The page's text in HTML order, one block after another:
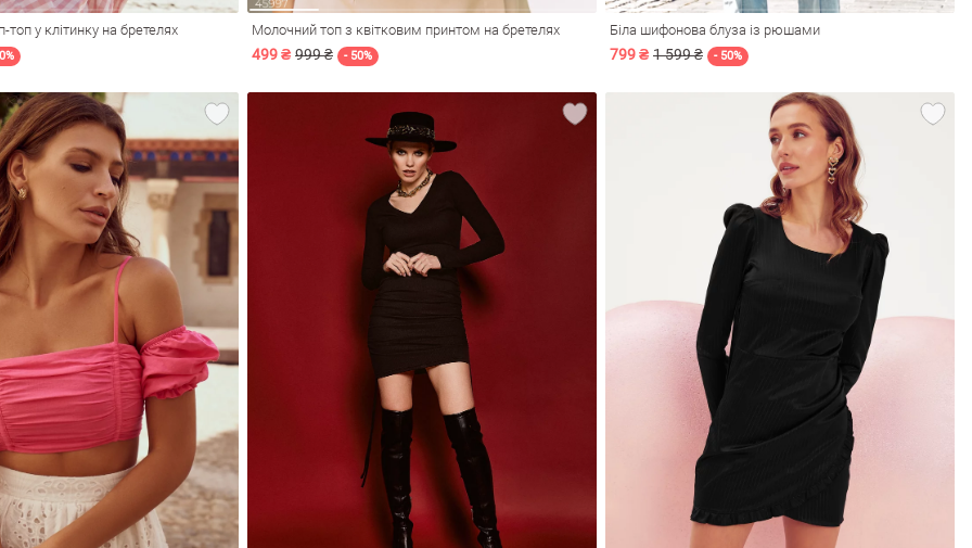
у клітинку на бретелях Молочний топ з квітковим принтом на бретелях
499 ₴ 999 ₴ - 50%
Біла шифонова блуза із рюшами
799 ₴ 1 599 ₴ - 50%